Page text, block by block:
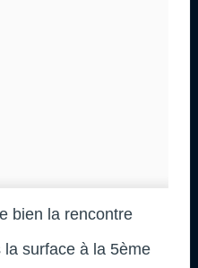
bien la rencontre
surface à la 5ème